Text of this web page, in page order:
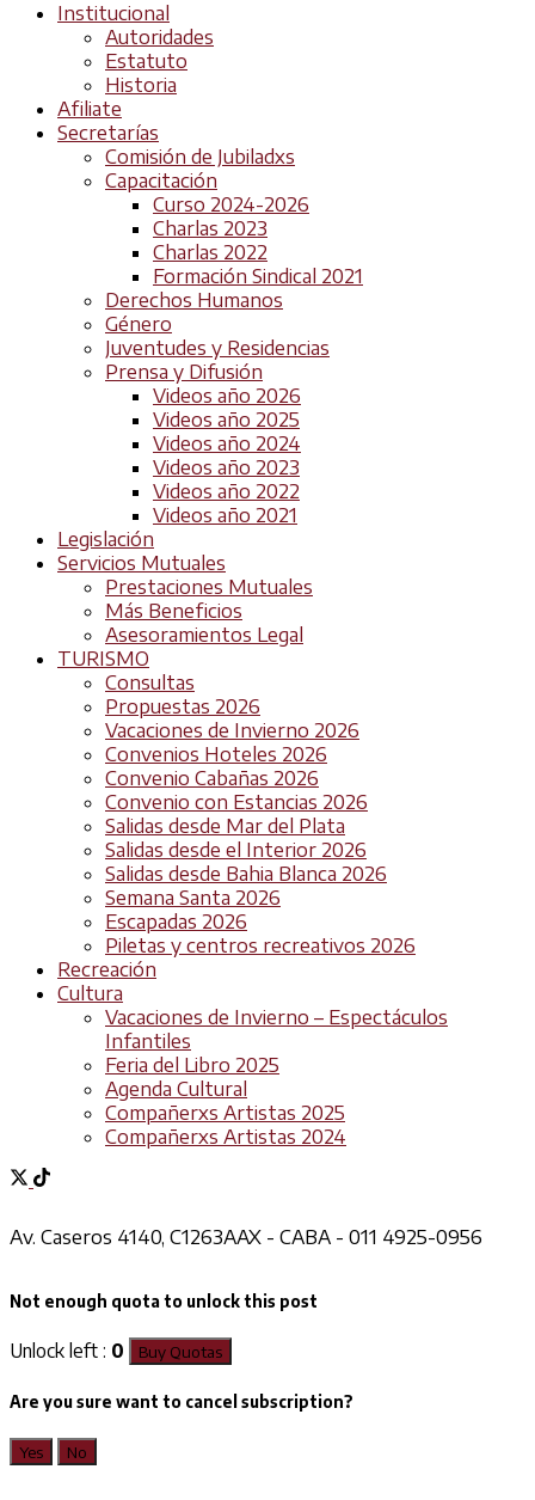
Institucional
Autoridades
Estatuto
Historia
Afiliate
Secretarías
Comisión de Jubiladxs
Capacitación
Curso 2024-2026
Charlas 2023
Charlas 2022
Formación Sindical 2021
Derechos Humanos
Género
Juventudes y Residencias
Prensa y Difusión
Videos año 2026
Videos año 2025
Videos año 2024
Videos año 2023
Videos año 2022
Videos año 2021
Legislación
Servicios Mutuales
Prestaciones Mutuales
Más Beneficios
Asesoramientos Legal
TURISMO
Consultas
Propuestas 2026
Vacaciones de Invierno 2026
Convenios Hoteles 2026
Convenio Cabañas 2026
Convenio con Estancias 2026
Salidas desde Mar del Plata
Salidas desde el Interior 2026
Salidas desde Bahia Blanca 2026
Semana Santa 2026
Escapadas 2026
Piletas y centros recreativos 2026
Recreación
Cultura
Vacaciones de Invierno – Espectáculos
Infantiles
Feria del Libro 2025
Agenda Cultural
Compañerxs Artistas 2025
Compañerxs Artistas 2024
Av. Caseros 4140, C1263AAX - CABA - 011 4925-0956
Not enough quota to unlock this post
Unlock left : 0 Buy Quotas
Are you sure want to cancel subscription?
Yes No